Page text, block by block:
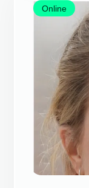
Online